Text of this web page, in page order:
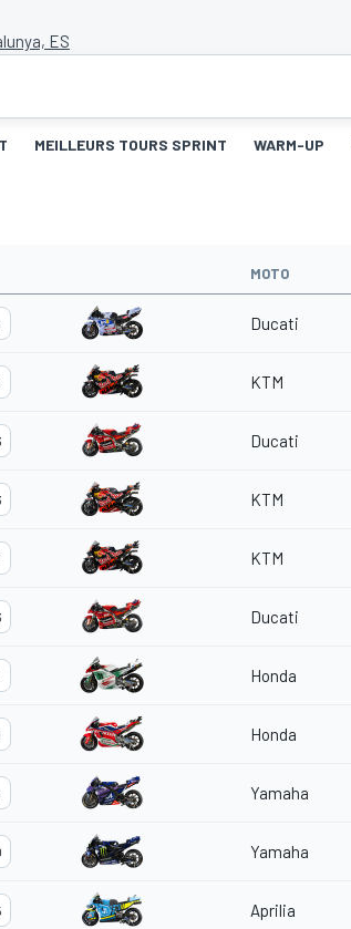
ES
MEILLEURS TOURS SPRINT WARM-UP
MOTO
Ducati
KTM
Ducati
KTM
KTM
Ducati
Honda
Honda
Yamaha
Yamaha
Aprilia